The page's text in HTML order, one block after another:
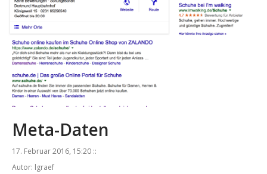
Meta-Daten
17. Februar 2016, 15:20 ::
Autor: lgraef